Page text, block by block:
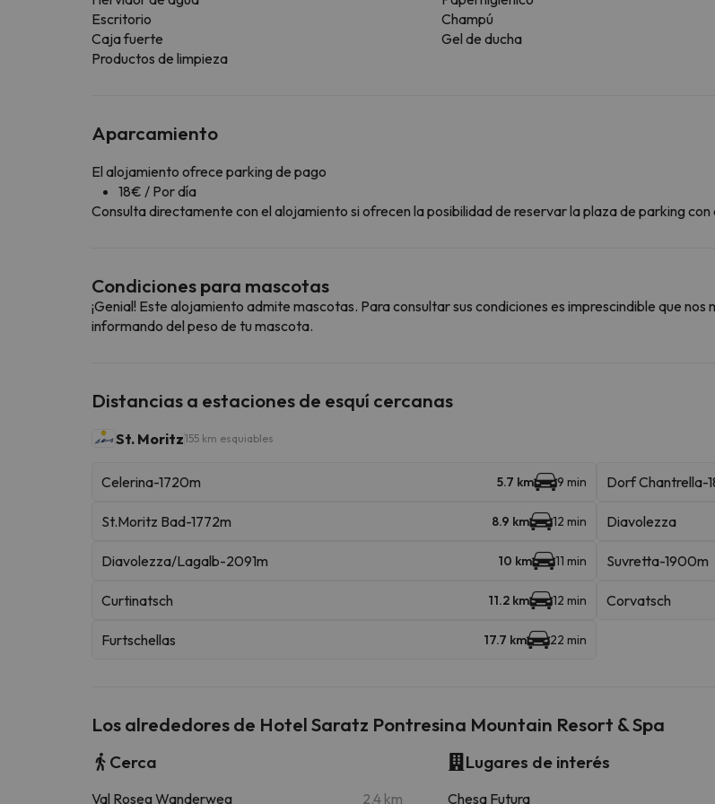
Escritorio
Caja fuerte
Productos de limpieza
Champú
Gel de ducha
Aparcamiento
El alojamiento ofrece parking de pago
18€ / Por día
Consulta directamente con el alojamiento si ofrecen la posibilidad de reservar la plaza de parking con
Condiciones para mascotas
¡Genial! Este alojamiento admite mascotas. Para consultar sus condiciones es imprescindible que nos
informando del peso de tu mascota.
Distancias a estaciones de esquí cercanas
St. Moritz155 km esquiables
Celerina-1720m 5.7 km 9 min Dorf Chantrella-
St.Moritz Bad-1772m 8.9 km 12 min Diavolezza
Diavolezza/Lagalb-2091m 10 km 11 min Suvretta-1900m
Curtinatsch 11.2 km 12 min Corvatsch
Furtschellas 17.7 km 22 min
Los alrededores de Hotel Saratz Pontresina Mountain Resort & Spa
Cerca
Val Roseg Wanderweg 2.4 km
Lugares de interés
Chesa Futura